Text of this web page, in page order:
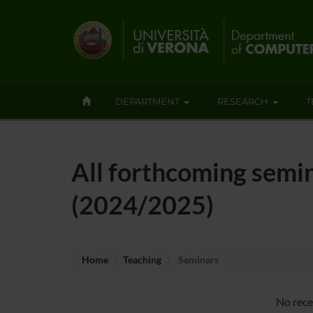
DEPARTMENT RESEARCH
All forthcoming
(2024/2025)
Home Teaching Seminars
No